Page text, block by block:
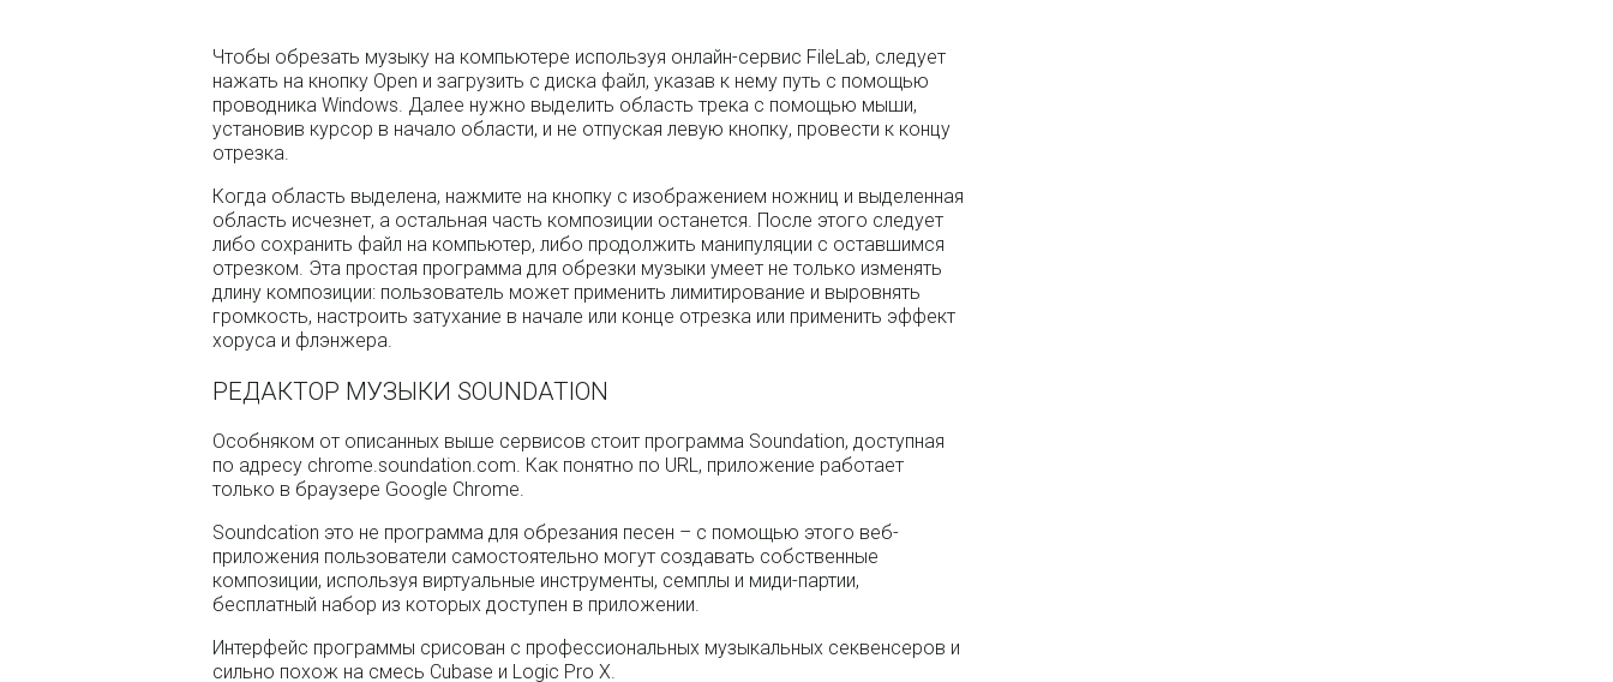
Чтобы обрезать музыку на компьютере используя онлайн-сервис FileLab, следует
нажать на кнопку Open и загрузить с диска файл, указав к нему путь с помощью
проводника Windows. Далее нужно выделить область трека с помощью мыши,
установив курсор в начало области, и не отпуская левую кнопку, провести к концу
отрезка.
Когда область выделена, нажмите на кнопку с изображением ножниц и выделенная
область исчезнет, а остальная часть композиции останется. После этого следует
либо сохранить файл на компьютер, либо продолжить манипуляции с оставшимся
отрезком. Эта простая программа для обрезки музыки умеет не только изменять
длину композиции: пользователь может применить лимитирование и выровнять
громкость, настроить затухание в начале или конце отрезка или применить эффект
хоруса и флэнжера.
РЕДАКТОР МУЗЫКИ SOUNDATION
Особняком от описанных выше сервисов стоит программа Soundation, доступная
по адресу chrome.soundation.com. Как понятно по URL, приложение работает
только в браузере Google Chrome.
Soundcation это не программа для обрезания песен – с помощью этого веб-
приложения пользователи самостоятельно могут создавать собственные
композиции, используя виртуальные инструменты, семплы и миди-партии,
бесплатный набор из которых доступен в приложении.
Интерфейс программы срисован с профессиональных музыкальных секвенсеров и
сильно похож на смесь Cubase и Logic Pro X.